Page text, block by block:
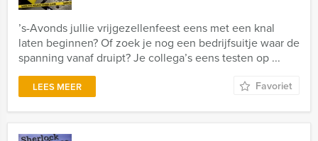
’s-Avonds jullie vrijgezellenfeest eens met een knal
laten beginnen? Of zoek je nog een bedrijfsuitje waar de
spanning vanaf druipt? Je collega’s eens testen op ...
LEES MEER Favoriet